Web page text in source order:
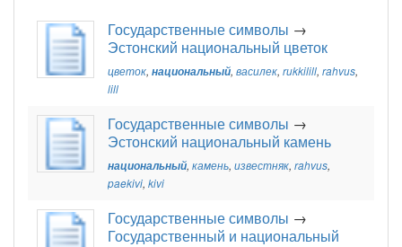
Государственные символы →
Эстонский национальный цветок
цветок, национальный, василек, rukkilill, rahvus,
lill
Государственные символы →
Эстонский национальный камень
национальный, камень, известняк, rahvus,
paekivi, kivi
Государственные символы →
Государственный и национальный